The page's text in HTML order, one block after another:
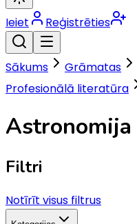
Ieiet Reģistrēties
Sākums Grāmatas
Profesionālā literatūra
Astronomija
Filtri
Notīrīt visus filtrus